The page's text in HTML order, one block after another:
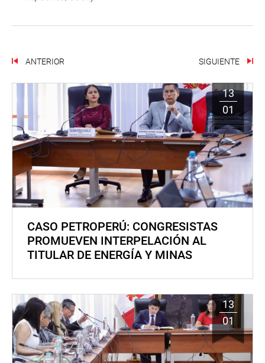
ANTERIOR SIGUIENTE
13
01
CASO PETROPERÚ: CONGRESISTAS
PROMUEVEN INTERPELACIÓN AL
TITULAR DE ENERGÍA Y MINAS
13
01